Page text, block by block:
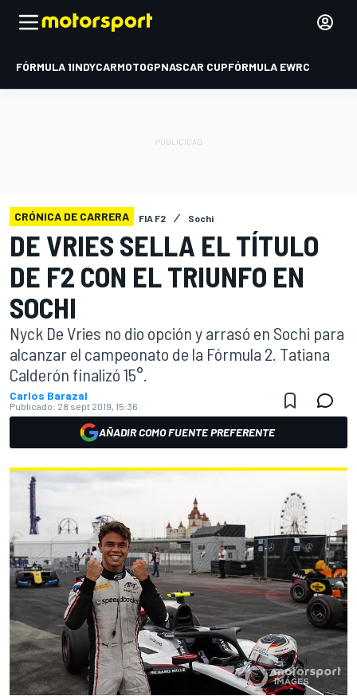
FÓRMULA 1INDYCARMOTOGPNASCAR CUPFÓRMULA EWRC
CRÓNICA DE CARRERA FIA F2 Sochi
DE VRIES SELLA EL TÍTULO
DE F2 CON EL TRIUNFO EN
SOCHI
Nyck De Vries no dio opción y arrasó en Sochi para
alcanzar el campeonato de la Fórmula 2. Tatiana
Calderón finalizó 15°.
Carlos Barazal
Publicado: 28 sept 2019, 15:36
AÑADIR COMO FUENTE PREFERENTE